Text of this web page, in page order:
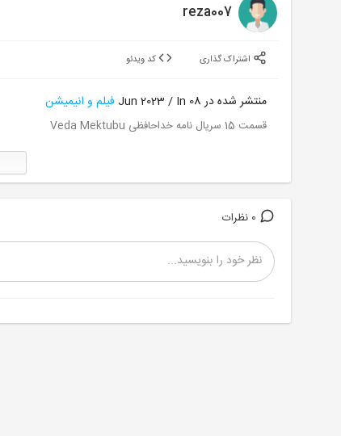
reza007
منتشر شده در 08 Jun 2023 / In فیلم و انیمیشن
قسمت 15 سریال نامه خداحافظی Veda Mektubu